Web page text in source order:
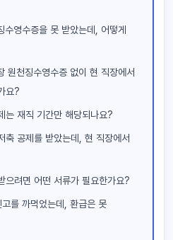
영수증을 못 받았는데, 어떻게
원천징수영수증 없이 현 직장에서
요?
는 재직 기간만 해당되나요?
축 공제를 받았는데, 현 직장에서
으려면 어떤 서류가 필요한가요?
를 까먹었는데, 환급은 못